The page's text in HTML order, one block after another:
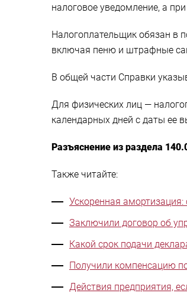
налоговое уведомление, а
Налогоплательщик обязан в
включая пеню и штрафные
В общей части Справки
Для физических лиц —
календарных дней с даты ее
Разъяснение из раздела
Также читайте:
Ускоренная
Заключили договор об
Какой срок подачи
Получили компенсацию
Действия предприятия,